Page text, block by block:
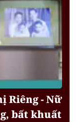
Riêng - Nữ
bất khuất